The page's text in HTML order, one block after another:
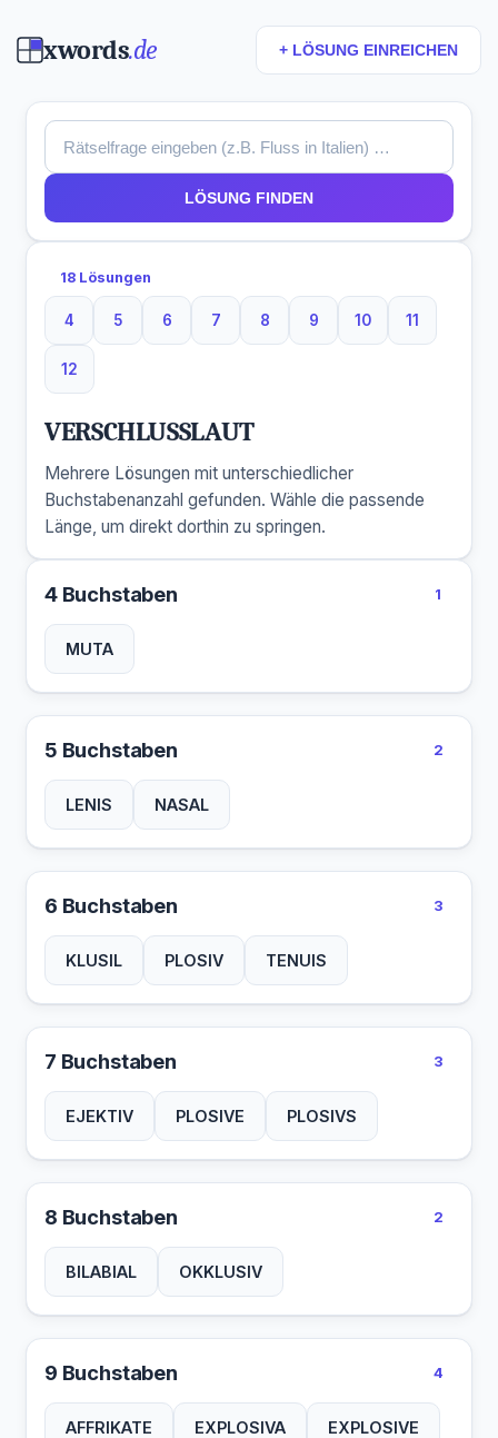
xwords.de + LÖSUNG EINREICHEN
LÖSUNG FINDEN
18 Lösungen
4
4 Buchstaben
5
5 Buchstaben
6
6 Buchstaben
7
7 Buchstaben
8
8 Buchstaben
9
9 Buchstaben
10
10 Buchstaben
11
11
12
12 Buchstaben
VERSCHLUSSLAUT
Mehrere Lösungen mit unterschiedlicher
Buchstabenanzahl gefunden. Wähle die passende
Länge, um direkt dorthin zu springen.
4 Buchstaben 1
MUTA
5 Buchstaben 2
LENIS NASAL
6 Buchstaben 3
KLUSIL PLOSIV TENUIS
7 Buchstaben 3
EJEKTIV PLOSIVE PLOSIVS
8 Buchstaben 2
BILABIAL OKKLUSIV
9 Buchstaben 4
AFFRIKATE EXPLOSIVA EXPLOSIVE